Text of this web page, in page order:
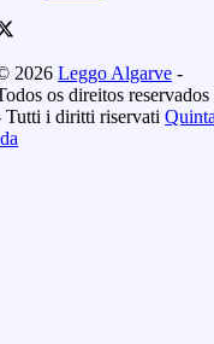
2026Leggo Algarve -
os direitos reservados
Tutti i diritti riservati